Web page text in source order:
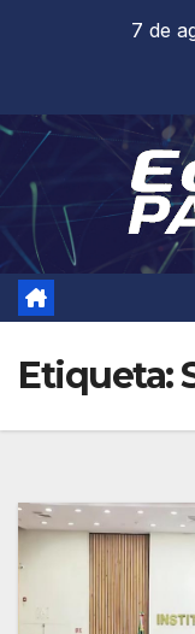
7 de
Etiqueta: